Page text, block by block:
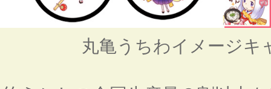
丸亀うちわイメージ